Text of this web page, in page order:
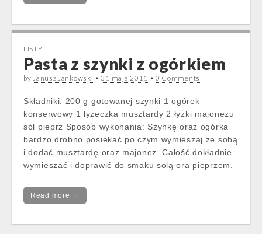
LISTY
Pasta z szynki z ogórkiem
byJanusz Jankowski •31 maja 2011 • 0 Comments
Składniki: 200 g gotowanej szynki 1 ogórek
konserwowy 1 łyżeczka musztardy 2 łyżki majonezu
sól pieprz Sposób wykonania: Szynkę oraz ogórka
bardzo drobno posiekać po czym wymieszaj ze sobą
i dodać musztardę oraz majonez. Całość dokładnie
wymieszać i doprawić do smaku solą ora pieprzem.
Read more →